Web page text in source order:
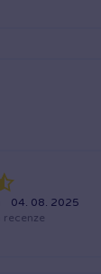
04. 08. 2025
recenze